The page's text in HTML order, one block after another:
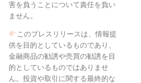
害を負うことについて責任を負い
ません。
このプレスリリースは、情報提
供を目的としているものであり、
金融商品の勧誘や売買の勧誘を目
的としているものではありませ
ん。投資や取引に関する最終的な